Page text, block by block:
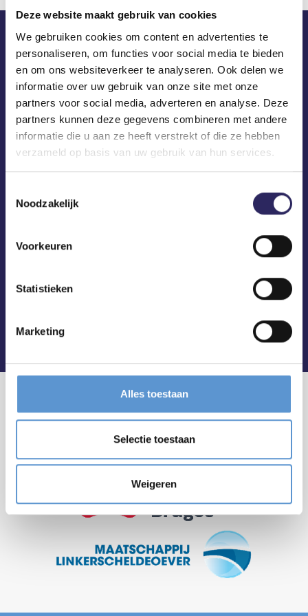
Deze website maakt gebruik van cookies
We gebruiken cookies om content en advertenties te
personaliseren, om functies voor social media te bieden
en om ons websiteverkeer te analyseren. Ook delen we
informatie over uw gebruik van onze site met onze
partners voor social media, adverteren en analyse. Deze
partners kunnen deze gegevens combineren met andere
informatie die u aan ze heeft verstrekt of die ze hebben
verzameld op basis van uw gebruik van hun services.
Noodzakelijk
Voorkeuren
Statistieken
Marketing
Alles toestaan
Selectie toestaan
Weigeren
ECA in je mailbox?